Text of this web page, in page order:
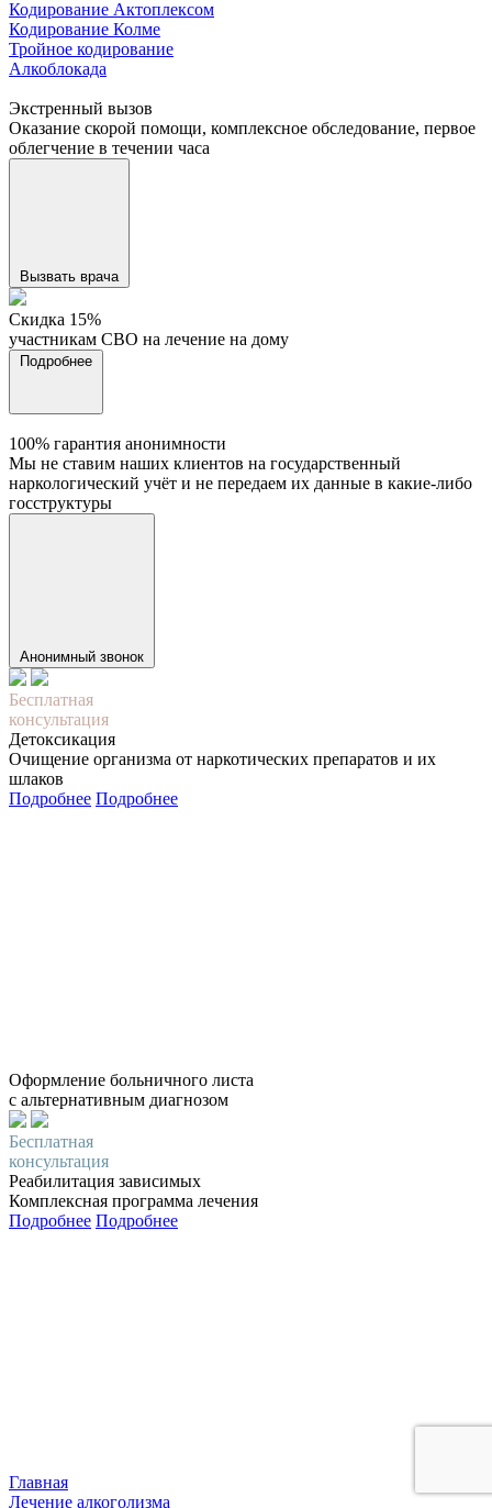
Кодирование Актоплексом
Кодирование Колме
Тройное кодирование
Алкоблокада
Экстренный вызов
Оказание скорой помощи, комплексное обследование, первое
облегчение в течении часа
Вызвать врача
Cкидка 15%
участникам СВО на лечение на дому
Подробнее
100% гарантия анонимности
Мы не ставим наших клиентов на государственный
наркологический учёт и не передаем их данные в какие-либо
госструктуры
Анонимный звонок
Бесплатная
консультация
Детоксикация
Очищение организма от наркотических препаратов и их
шлаков
Подробнее Подробнее
Оформление больничного листа
с альтернативным диагнозом
Бесплатная
консультация
Реабилитация зависимых
Комплексная программа лечения
Подробнее Подробнее
Главная
Лечение алкоголизма